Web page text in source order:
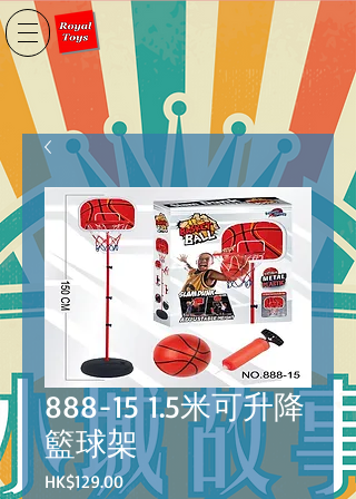
888-15 1.5米可升降
籃球架
HK$129.00價